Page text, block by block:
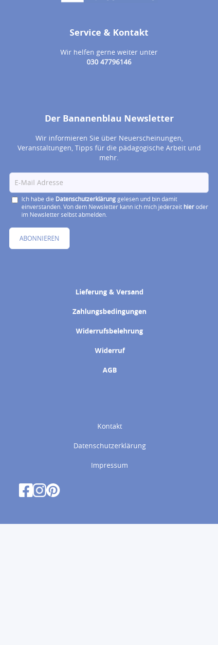
Service & Kontakt
Wir helfen gerne weiter unter
030 47796146
Der Bananenblau Newsletter
Wir informieren Sie über Neuerscheinungen,
Veranstaltungen, Tipps für die pädagogische Arbeit und
mehr.
Ich habe die Datenschutzerklärunggelesen und bin damit
einverstanden. Von dem Newsletter kann ich mich jederzeit hieroder
im Newsletter selbst abmelden.
ABONNIEREN
Lieferung & Versand
Zahlungsbedingungen
Widerrufsbelehrung
Widerruf
AGB
Kontakt
Datenschutzerklärung
Impressum